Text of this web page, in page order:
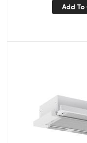
Add To